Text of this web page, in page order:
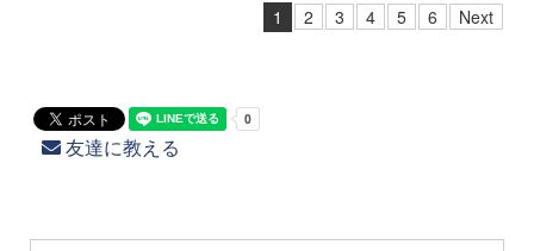
1 2 3 4 5 6 Next
友達に教える